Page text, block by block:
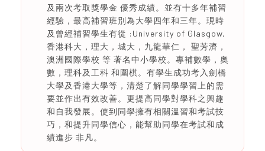
及兩次考取獎學金 優秀成績。並有十多年補習
經驗，最高補習班別為大學四年和三年。現時
及曾經補習學生有從 :University of Glasgow,
香港科大，理大，城大，九龍華仁， 聖芳濟，
澳洲國際學校 等 著名中小學校。專補數學，奧
數，理科及工科 和圍棋。有學生成功考入劍橋
大學及香港大學等，清楚了解同學學習上的需
要並作出有效改善。更提高同學對學科之興趣
和自我發展。使到同學擁有相關溫習和考試技
巧，和提升同學信心，能幫助同學在考試和成
績進步 非凡。